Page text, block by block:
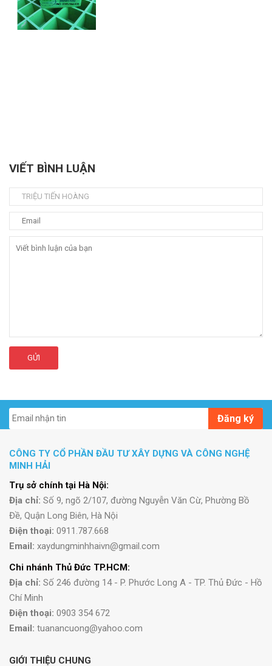
VIẾT BÌNH LUẬN
GỬI
Đăng ký
CÔNG TY CỔ PHẦN ĐẦU TƯ XÂY DỰNG VÀ CÔNG NGHỆ
MINH HẢI
Trụ sở chính tại Hà Nội:
Địa chỉ: Số 9, ngõ 2/107, đường Nguyễn Văn Cừ, Phường Bồ
Đề, Quận Long Biên, Hà Nội
Điện thoại: 0911.787.668
Email: xaydungminhhaivn@gmail.com
Chi nhánh Thủ Đức TP.HCM:
Địa chỉ: Số 246 đường 14 - P. Phước Long A - TP. Thủ Đức - Hồ
Chí Minh
Điện thoại: 0903 354 672
Email: tuanancuong@yahoo.com
GIỚI THIỆU CHUNG